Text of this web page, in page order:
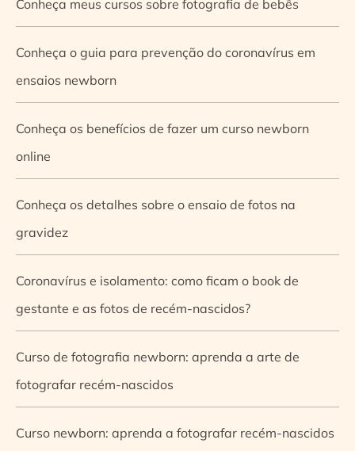
Conheça meus cursos sobre fotografia de bebês
Conheça o guia para prevenção do coronavírus em
ensaios newborn
Conheça os benefícios de fazer um curso newborn
online
Conheça os detalhes sobre o ensaio de fotos na
gravidez
Coronavírus e isolamento: como ficam o book de
gestante e as fotos de recém-nascidos?
Curso de fotografia newborn: aprenda a arte de
fotografar recém-nascidos
Curso newborn: aprenda a fotografar recém-nascidos